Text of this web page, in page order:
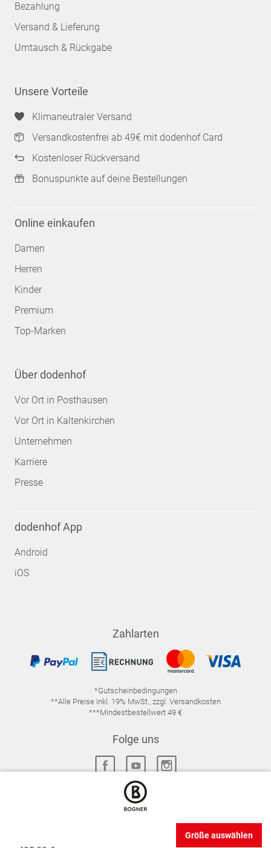
Größe auswählen
Bezahlung
Versand & Lieferung
Umtausch & Rückgabe
Unsere Vorteile
Klimaneutraler Versand
Versandkostenfrei ab 49€ mit dodenhof Card
Kostenloser Rückversand
Bonuspunkte auf deine Bestellungen
Online einkaufen
Damen
Herren
Kinder
Premium
Top-Marken
Über dodenhof
Vor Ort in Posthausen
Vor Ort in Kaltenkirchen
Unternehmen
Karriere
Presse
dodenhof App
Android
iOS
Zahlarten
*Gutscheinbedingungen
**Alle Preise inkl. 19% MwSt., zzgl. Versandkosten
***Mindestbestellwert 49 €
Folge uns
DATENSCHUTZ-EINSTELLUNGEN
WIDERRUFSRECHT